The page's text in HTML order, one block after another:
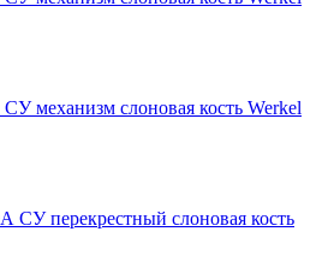
механизм слоновая кость Werkel
СУ перекрестный слоновая кость